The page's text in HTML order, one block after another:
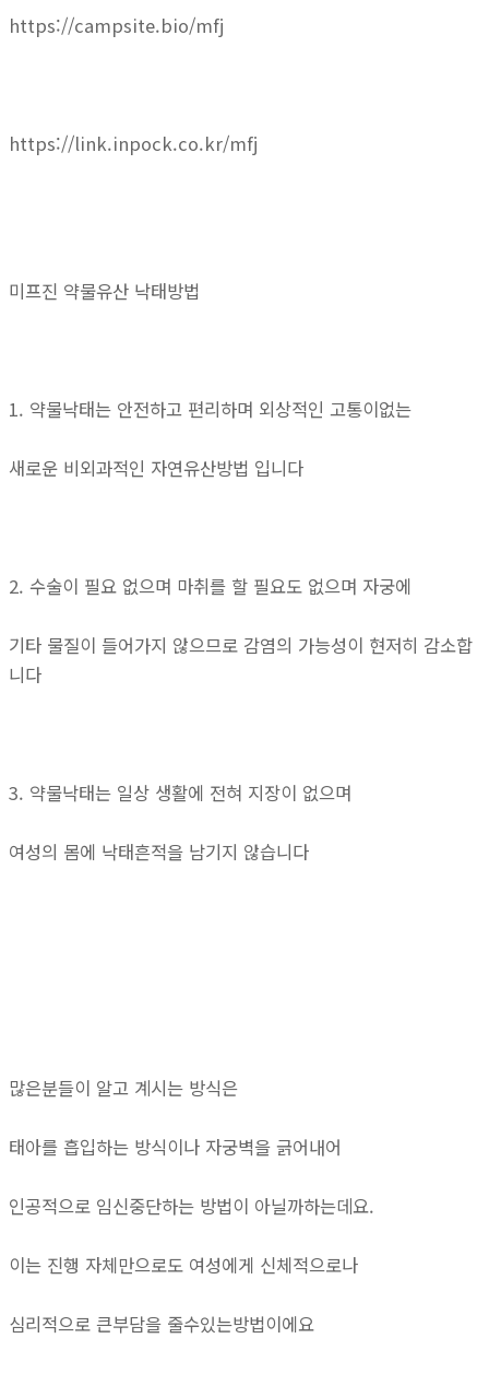
https://campsite.bio/mfj
https://link.inpock.co.kr/mfj
미프진 약물유산 낙태방법
1. 약물낙태는 안전하고 편리하며 외상적인 고통이없는
새로운 비외과적인 자연유산방법 입니다
2. 수술이 필요 없으며 마취를 할 필요도 없으며 자궁에
기타 물질이 들어가지 않으므로 감염의 가능성이 현저히 감소합
니다
3. 약물낙태는 일상 생활에 전혀 지장이 없으며
여성의 몸에 낙태흔적을 남기지 않습니다
많은분들이 알고 계시는 방식은
태아를 흡입하는 방식이나 자궁벽을 긁어내어
인공적으로 임신중단하는 방법이 아닐까하는데요.
이는 진행 자체만으로도 여성에게 신체적으로나
심리적으로 큰부담을 줄수있는방법이에요